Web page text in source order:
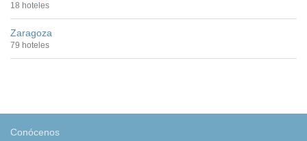
18 hoteles
Zaragoza
79 hoteles
Conócenos